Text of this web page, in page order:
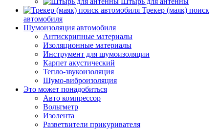
Трекер (маяк) поиск
автомобиля
Шумоизоляция автомобиля
Антискрипные материалы
Изоляционные материалы
Инструмент для шумоизоляции
Карпет акустический
Тепло-звукоизоляция
Шумо-виброизоляция
Это может понадобиться
Авто компрессор
Вольтметр
Изолента
Разветвители прикуривателя